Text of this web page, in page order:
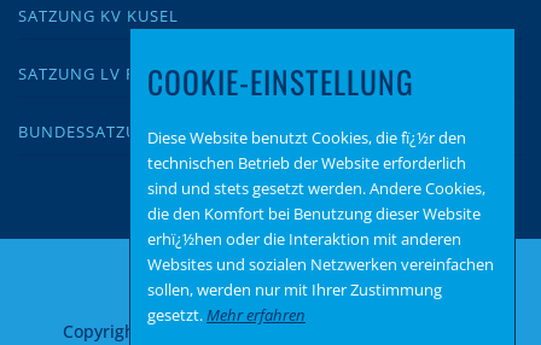
SATZUNG KV KUSEL
SATZUNG LV RLP
BUNDESSATZUNG
Copyright © 2026 AfD Kusel–
COOKIE-EINSTELLUNG
Diese Website benutzt Cookies, die fï¿½r den
technischen Betrieb der Website erforderlich
sind und stets gesetzt werden. Andere Cookies,
die den Komfort bei Benutzung dieser Website
erhï¿½hen oder die Interaktion mit anderen
Websites und sozialen Netzwerken vereinfachen
sollen, werden nur mit Ihrer Zustimmung
gesetzt.Mehr erfahren